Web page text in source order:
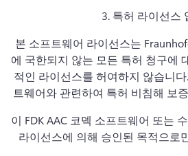
3. 특허 라이선스
본 소프트웨어 라이선스는
에 국한되지 않는 모든 특허 청구에
적인 라이선스를 허여하지 않습니다.
트웨어와 관련하여 특허 비침해 보
이 FDK AAC 코덱 소프트웨어 또는
라이선스에 의해 승인된 목적으로